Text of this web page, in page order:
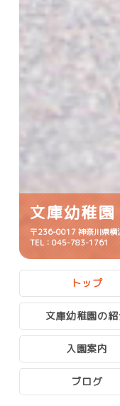
文庫幼稚園
〒236-0017 神奈川県横
TEL：045-783-1761
トップ
文庫幼稚園の
入園案内
ブログ